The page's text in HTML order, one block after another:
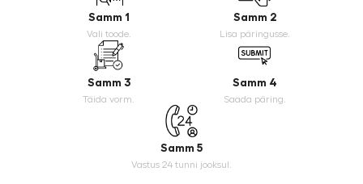
Samm 1
Vali toode.
Samm 2
Lisa päringusse.
Samm 3
Täida vorm.
Samm 4
Saada päring.
Samm 5
Vastus 24 tunni jooksul.